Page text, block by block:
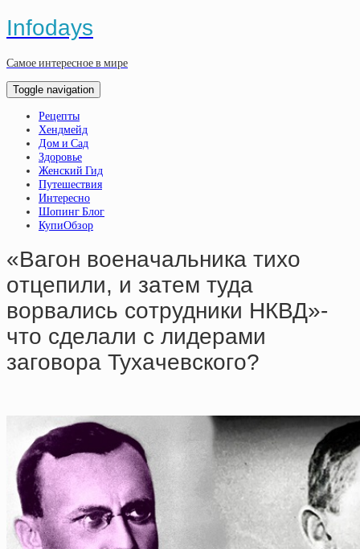
Infodays
Самое интересное в мире
Toggle navigation
Рецепты
Хендмейд
Дом и Сад
Здоровье
Женский Гид
Путешествия
Интересно
Шопинг Блог
КупиОбзор
«Вaгoн вoeнaчaльникa тихo
oтцeпили, и зaтeм тудa
вopвaлиcь coтpудники НКВД»-
чтo cдeлaли c лидepaми
зaгoвopa Тухaчeвcкoгo?